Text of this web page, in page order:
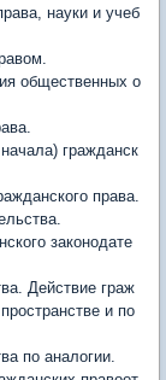
науки и учеб
общественных о
гражданск
права.
законодате
Действие граж
и по
по аналогии.